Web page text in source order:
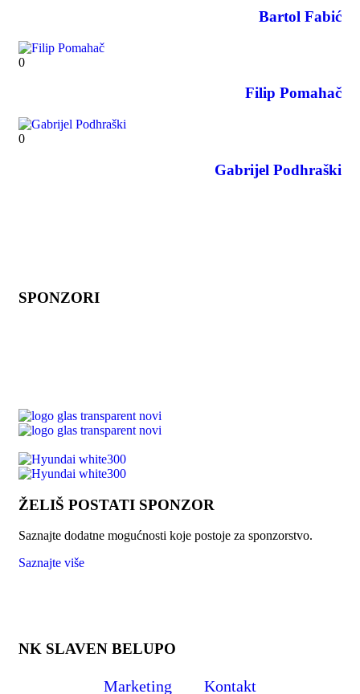
Bartol Fabić
0
Filip Pomahač
0
Gabrijel Podhraški
SPONZORI
ŽELIŠ POSTATI SPONZOR
Saznajte dodatne mogućnosti koje postoje za sponzorstvo.
Saznajte više
NK SLAVEN BELUPO
Marketing Kontakt